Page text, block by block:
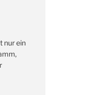
nur ein